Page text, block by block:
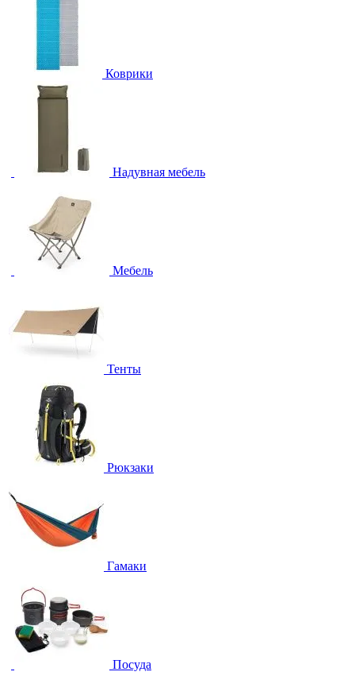
Коврики
Надувная мебель
Мебель
Тенты
Рюкзаки
Гамаки
Посуда